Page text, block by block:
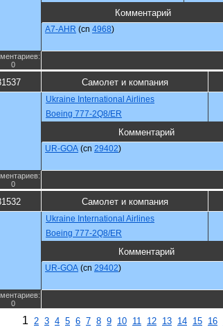
Комментарий
A7-AHR (cn 4968)
0
Самолет и компания
Ukraine International Airlines
Boeing 777-2Q8/ER
Комментарий
UR-GOA (cn 29402)
0
Самолет и компания
Ukraine International Airlines
Boeing 777-2Q8/ER
Комментарий
UR-GOA (cn 29402)
0
1 2 3 4 5 6 7 8 9 10 11 12 13 14 15 16